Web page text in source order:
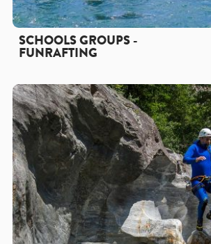
SCHOOLS GROUPS -
FUNRAFTING